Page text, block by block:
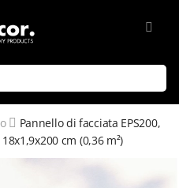
Pannello di facciata EPS200,
cm (0,36 m²)